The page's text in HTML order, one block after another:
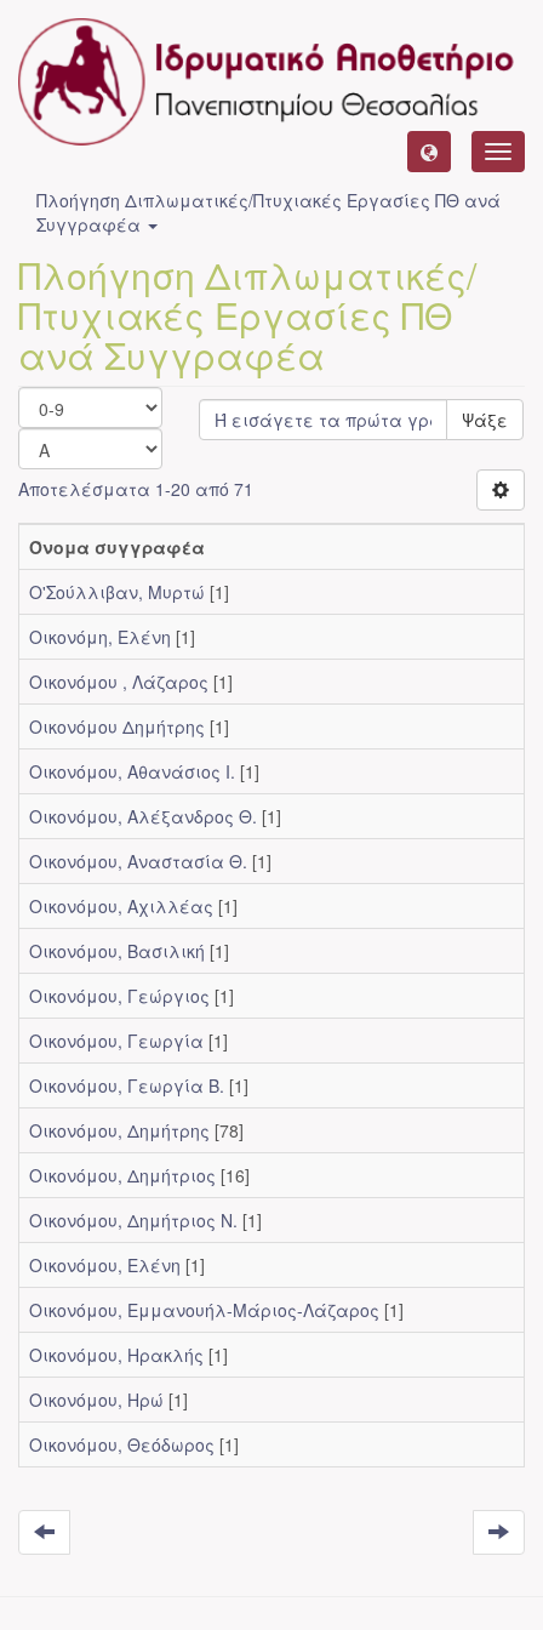
Πλοήγηση Διπλωματικές/Πτυχιακές Εργασίες ΠΘ ανά
Συγγραφέα
Πλοήγηση Διπλωματικές/
Πτυχιακές Εργασίες ΠΘ
ανά Συγγραφέα
Ψάξε
Αποτελέσματα 1-20 από 71
Όνομα συγγραφέα
Ο'Σούλλιβαν, Μυρτώ [1]
Οικονόμη, Ελένη [1]
Οικονόμου , Λάζαρος [1]
Οικονόμου Δημήτρης [1]
Οικονόμου, Αθανάσιος Ι. [1]
Οικονόμου, Αλέξανδρος Θ. [1]
Οικονόμου, Αναστασία Θ. [1]
Οικονόμου, Αχιλλέας [1]
Οικονόμου, Βασιλική [1]
Οικονόμου, Γεώργιος [1]
Οικονόμου, Γεωργία [1]
Οικονόμου, Γεωργία Β. [1]
Οικονόμου, Δημήτρης [78]
Οικονόμου, Δημήτριος [16]
Οικονόμου, Δημήτριος Ν. [1]
Οικονόμου, Ελένη [1]
Οικονόμου, Εμμανουήλ-Μάριος-Λάζαρος [1]
Οικονόμου, Ηρακλής [1]
Οικονόμου, Ηρώ [1]
Οικονόμου, Θεόδωρος [1]